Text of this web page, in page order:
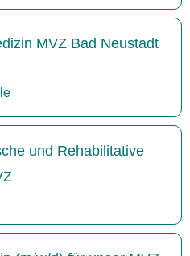
MVZ Bad Neustadt
und Rehabilitative